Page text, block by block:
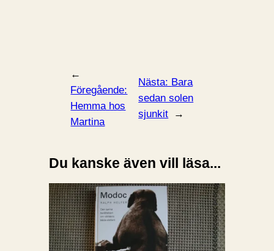
←
Föregående:
Hemma hos
Martina
Nästa: Bara
sedan solen
sjunkit
→
Du kanske även vill läsa...